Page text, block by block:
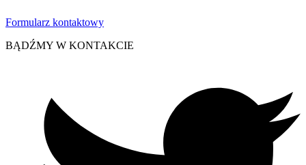
Formularz kontaktowy
BĄDŹMY W KONTAKCIE